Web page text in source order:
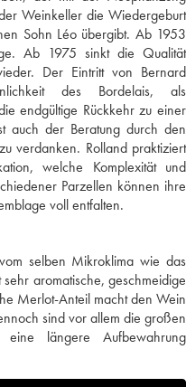
Weinkeller die Wiedergeburt
Sohn Léo übergibt. Ab 1953
Ab 1975 sinkt die Qualität
Der Eintritt von Bernard
des Bordelais, als
endgültige Rückkehr zu einer
auch der Beratung durch den
verdanken. Rolland praktiziert
welche Komplexität und
Parzellen können ihre
voll entfalten.
selben Mikroklima wie das
aromatische, geschmeidige
Merlot-Anteil macht den Wein
sind vor allem die großen
längere Aufbewahrung